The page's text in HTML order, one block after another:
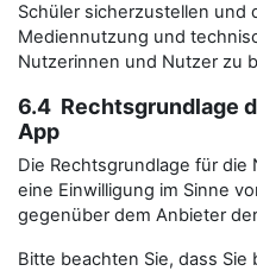
Schüler sicherzustellen und
Mediennutzung und
Nutzerinnen und Nutzer zu
6.4 Rechtsgrundlage
App
Die Rechtsgrundlage für
eine Einwilligung im Sinne
gegenüber dem Anbieter
Bitte beachten Sie, dass